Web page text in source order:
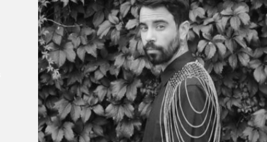
À propos du Salon
Liste des exposant·e·s
Liste des auteur·rice·s